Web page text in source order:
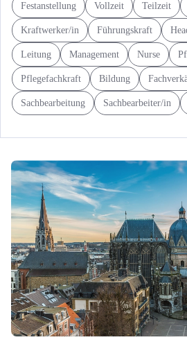
Festanstellung Vollzeit Teilzeit
Kraftwerker/in Führungskraft
Leitung Management Nurse
Pflegefachkraft Bildung
Sachbearbeitung Sachbearbeiter/in